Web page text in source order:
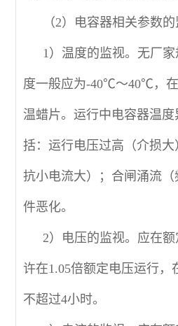
（2）电容器相关参数
1）温度的监视。无厂
度一般应为-40℃～40℃，
温蜡片。运行中电容器温
括：运行电压过高（介损
抗小电流大）；合闸涌流
件恶化。
2）电压的监视。应在
许在1.05倍额定电压运行，
不超过4小时。